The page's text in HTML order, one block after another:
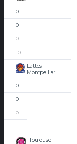
0
0
0
10
Lattes
Montpellier
0
0
0
11
Toulouse